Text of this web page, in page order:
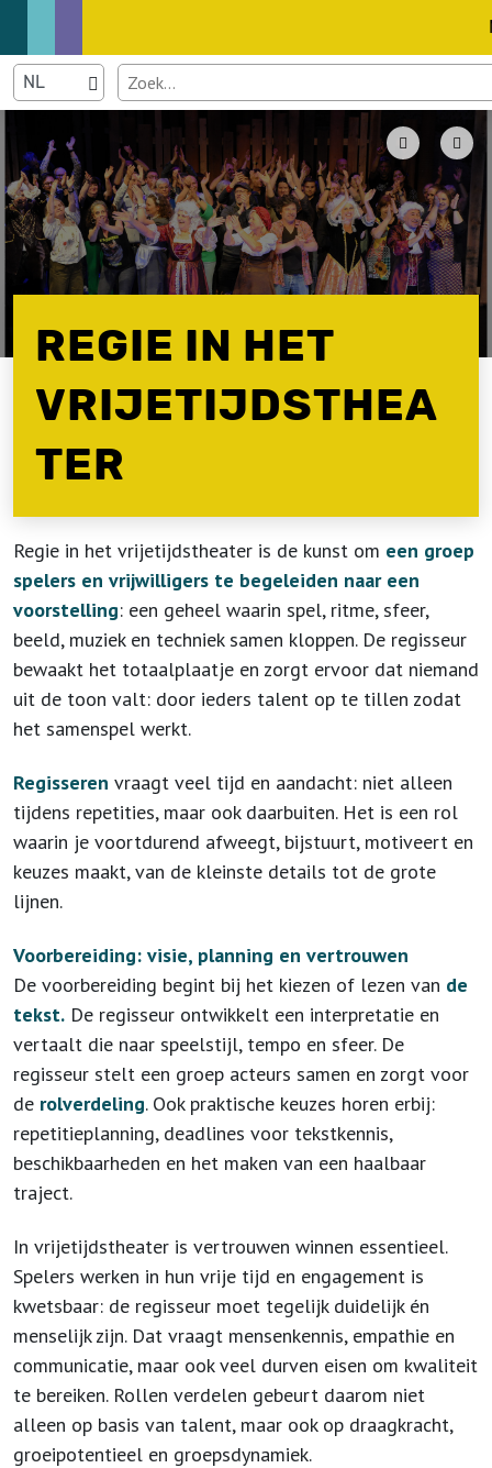
REGIE IN HET
VRIJETIJDSTHEA
TER
Regie in het vrijetijdstheater is de kunst om een groep
spelers en vrijwilligers te begeleiden naar een
voorstelling: een geheel waarin spel, ritme, sfeer,
beeld, muziek en techniek samen kloppen. De regisseur
bewaakt het totaalplaatje en zorgt ervoor dat niemand
uit de toon valt: door ieders talent op te tillen zodat
het samenspel werkt.
Regisseren vraagt veel tijd en aandacht: niet alleen
tijdens repetities, maar ook daarbuiten. Het is een rol
waarin je voortdurend afweegt, bijstuurt, motiveert en
keuzes maakt, van de kleinste details tot de grote
lijnen.
Voorbereiding: visie, planning en vertrouwen
De voorbereiding begint bij het kiezen of lezen van de
tekst. De regisseur ontwikkelt een interpretatie en
vertaalt die naar speelstijl, tempo en sfeer. De
regisseur stelt een groep acteurs samen en zorgt voor
de rolverdeling. Ook praktische keuzes horen erbij:
repetitieplanning, deadlines voor tekstkennis,
beschikbaarheden en het maken van een haalbaar
traject.
In vrijetijdstheater is vertrouwen winnen essentieel.
Spelers werken in hun vrije tijd en engagement is
kwetsbaar: de regisseur moet tegelijk duidelijk én
menselijk zijn. Dat vraagt mensenkennis, empathie en
communicatie, maar ook veel durven eisen om kwaliteit
te bereiken. Rollen verdelen gebeurt daarom niet
alleen op basis van talent, maar ook op draagkracht,
groeipotentieel en groepsdynamiek.